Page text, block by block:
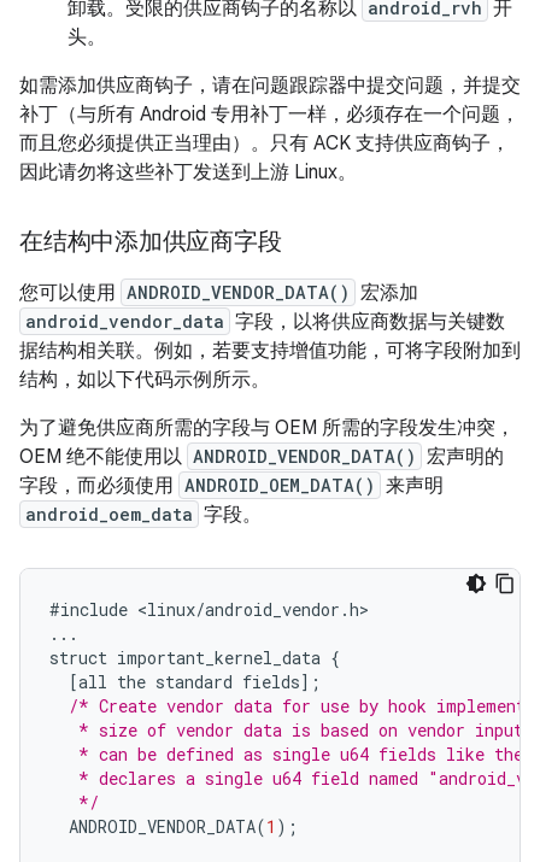
卸载。受限的供应商钩子的名称以 android_rvh 开
头。
如需添加供应商钩子，请在问题跟踪器中提交问题，并提交
补丁（与所有 Android 专用补丁一样，必须存在一个问题，
而且您必须提供正当理由）。只有 ACK 支持供应商钩子，
因此请勿将这些补丁发送到上游 Linux。
在结构中添加供应商字段
您可以使用 ANDROID_VENDOR_DATA() 宏添加
android_vendor_data 字段，以将供应商数据与关键数
据结构相关联。例如，若要支持增值功能，可将字段附加到
结构，如以下代码示例所示。
为了避免供应商所需的字段与 OEM 所需的字段发生冲突，
OEM 绝不能使用以 ANDROID_VENDOR_DATA() 宏声明的
字段，而必须使用 ANDROID_OEM_DATA() 来声明
android_oem_data 字段。
#include <linux/android_vendor .h
...
struct important_kernel_data {
[all the standard fields];
/* Create vendor data for use by hook
* size of vendor data is based on vendor input.
* can be defined as single u64 fields like the
* declares a single u64 field named
   */
ANDROID_VENDOR_DATA(1 );